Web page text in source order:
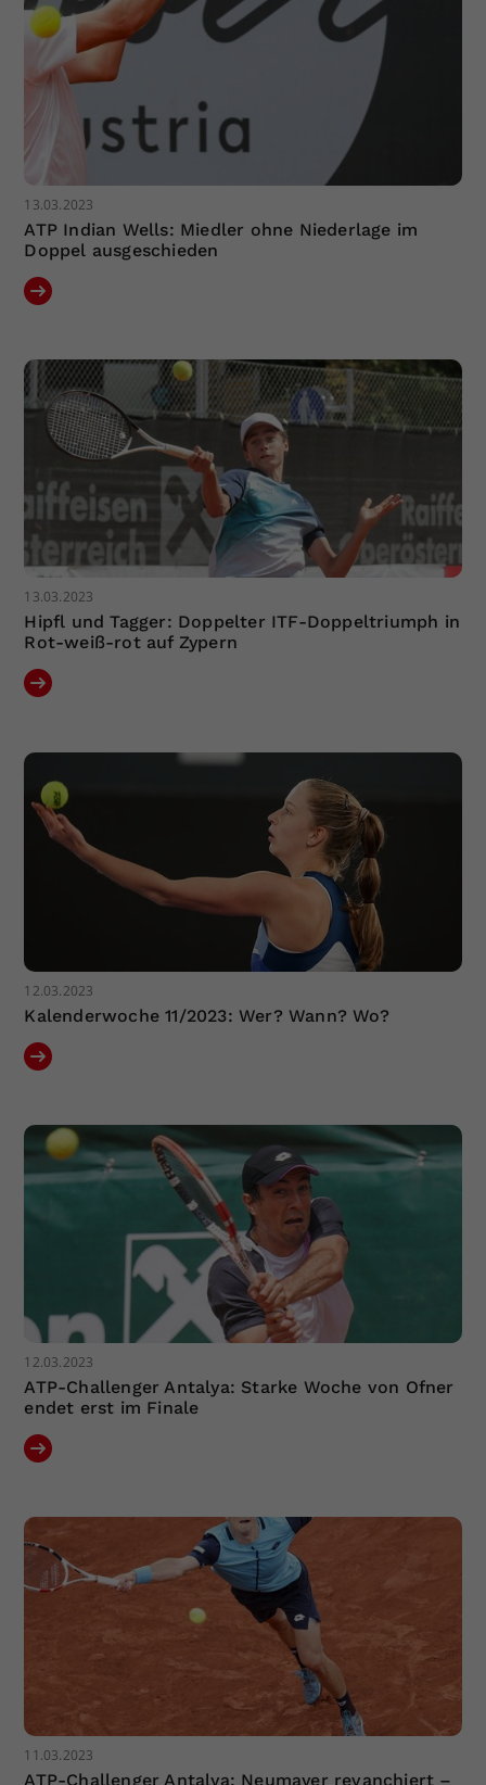
13.03.2023
ATP Indian Wells: Miedler ohne Niederlage im
Doppel ausgeschieden
13.03.2023
Hipfl und Tagger: Doppelter ITF-Doppeltriumph in
Rot-weiß-rot auf Zypern
12.03.2023
Kalenderwoche 11/2023: Wer? Wann? Wo?
12.03.2023
ATP-Challenger Antalya: Starke Woche von Ofner
endet erst im Finale
11.03.2023
ATP-Challenger Antalya: Neumayer revanchiert –